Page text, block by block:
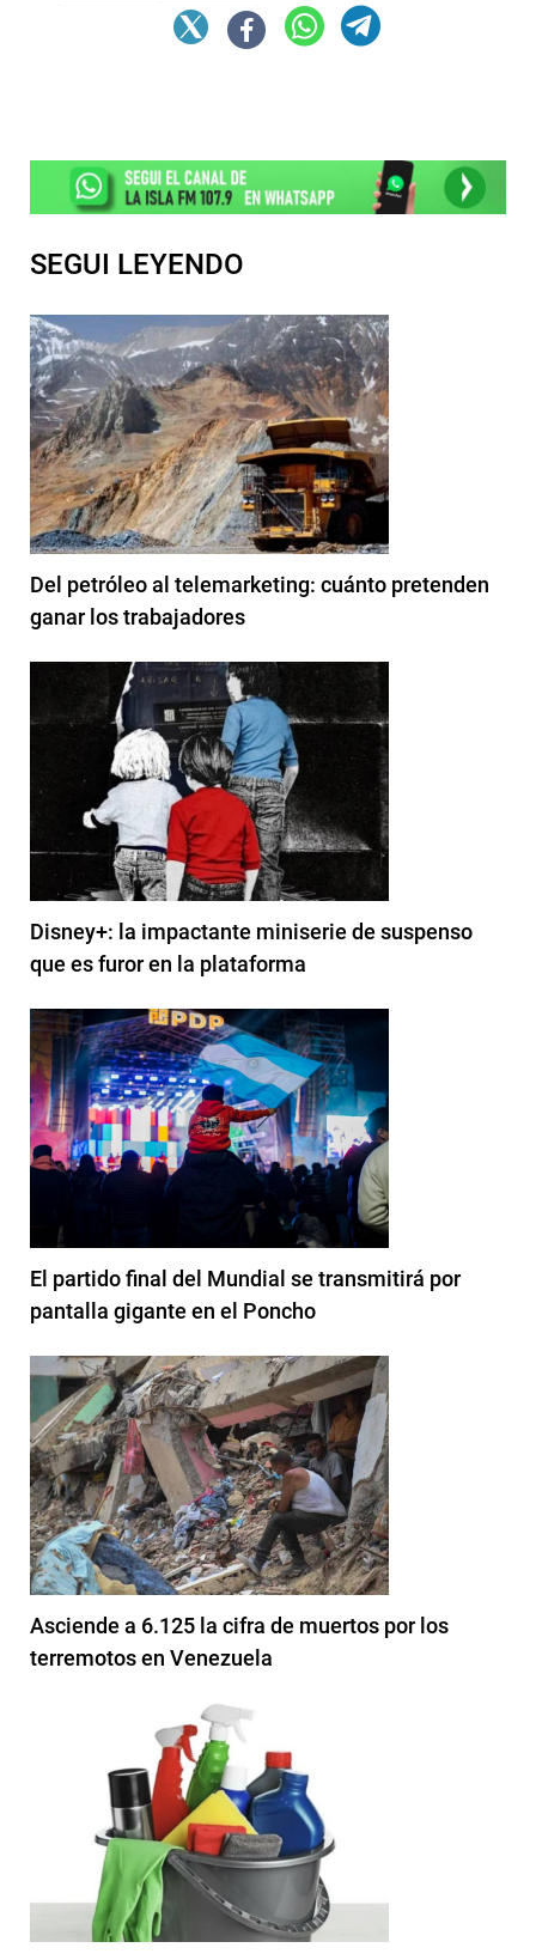
SEGUI LEYENDO
Del petróleo al telemarketing: cuánto pretenden
ganar los trabajadores
Disney+: la impactante miniserie de suspenso
que es furor en la plataforma
El partido final del Mundial se transmitirá por
pantalla gigante en el Poncho
Asciende a 6.125 la cifra de muertos por los
terremotos en Venezuela